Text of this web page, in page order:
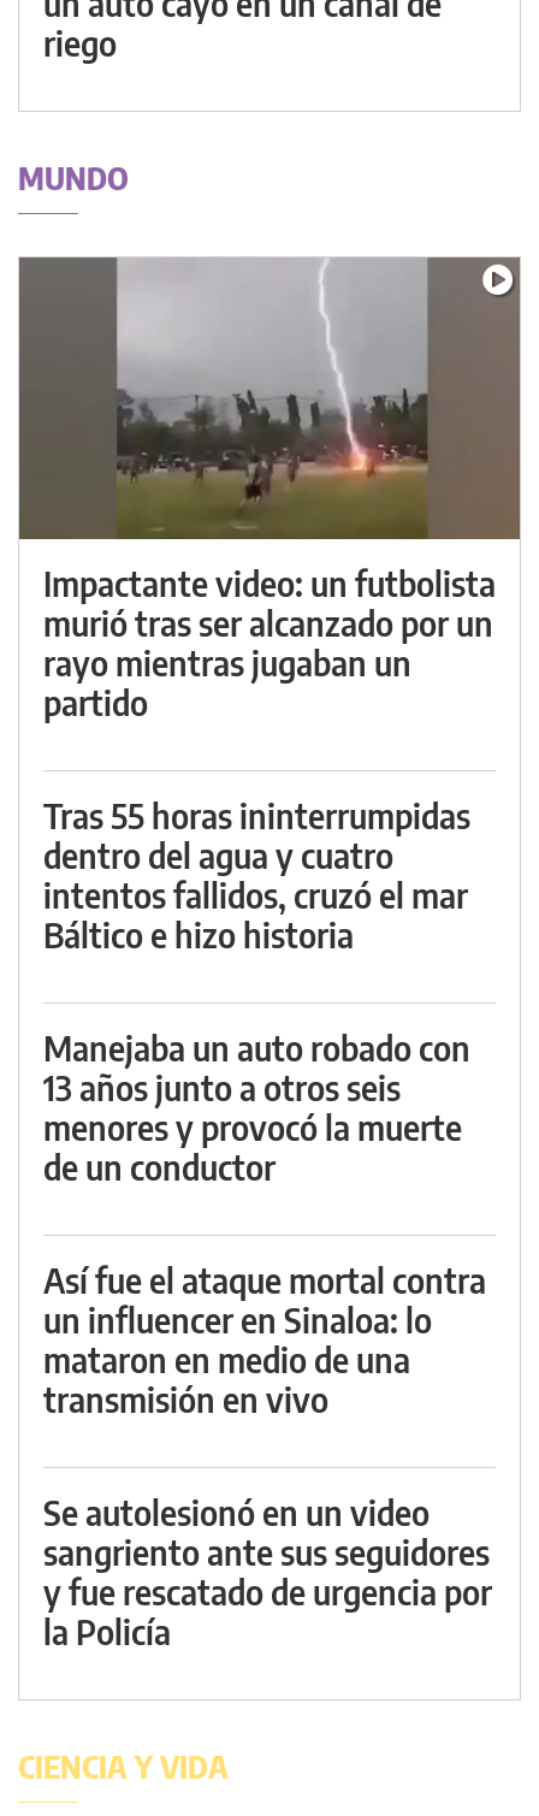
riego
MUNDO
Impactante video: un futbolista
murió tras ser alcanzado por un
rayo mientras jugaban un
partido
Tras 55 horas ininterrumpidas
dentro del agua y cuatro
intentos fallidos, cruzó el mar
Báltico e hizo historia
Manejaba un auto robado con
13 años junto a otros seis
menores y provocó la muerte
de un conductor
Así fue el ataque mortal contra
un influencer en Sinaloa: lo
mataron en medio de una
transmisión en vivo
Se autolesionó en un video
sangriento ante sus seguidores
y fue rescatado de urgencia por
la Policía
CIENCIA Y VIDA